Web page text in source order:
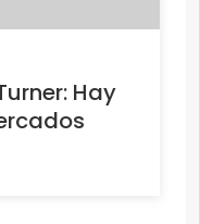
Hay